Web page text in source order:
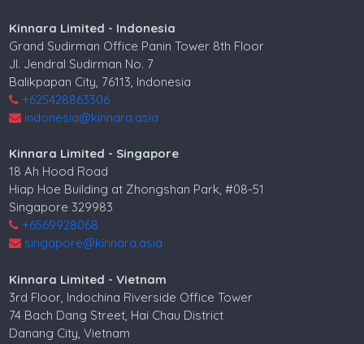
Kinnara Limited - Indonesia
Grand Sudirman Office Panin Tower 8th Floor
Jl. Jendral Sudirman No. 7
Balikpapan City, 76113, Indonesia
+625428863306
indonesia@kinnara.asia
Kinnara Limited - Singapore
18 Ah Hood Road
Hiap Hoe Building at Zhongshan Park, #08-51
Singapore 329983
+6569928068
singapore@kinnara.asia
Kinnara Limited - Vietnam
3rd Floor, Indochina Riverside Office Tower
74 Bach Dang Street, Hai Chau District
Danang City, Vietnam